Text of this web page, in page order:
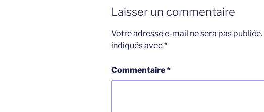
Laisser un commentaire
Votre adresse e-mail ne sera pas publiée.
indiqués avec *
Commentaire*